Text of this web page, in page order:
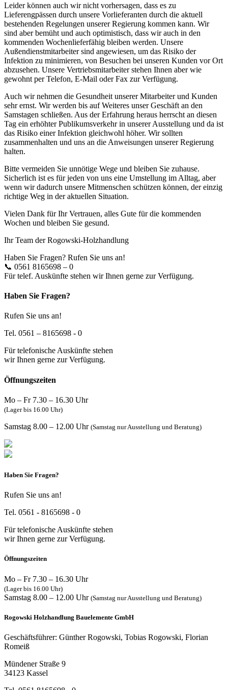
Leider können auch wir nicht vorhersagen, dass es zu
Lieferengpässen durch unsere Vorlieferanten durch die aktuell
bestehenden Regelungen unserer Regierung kommen kann. Wir
sind aber bemüht und auch optimistisch, dass wir auch in den
kommenden Wochenlieferfähig bleiben werden. Unsere
Außendienstmitarbeiter sind angewiesen, um das Risiko der
Infektion zu minimieren, von Besuchen bei unseren Kunden vor Ort
abzusehen. Unsere Vertriebsmitarbeiter stehen Ihnen aber wie
gewohnt per Telefon, E-Mail oder Fax zur Verfügung.
Auch wir nehmen die Gesundheit unserer Mitarbeiter und Kunden
sehr ernst. Wir werden bis auf Weiteres unser Geschäft an den
Samstagen schließen. Aus der Erfahrung heraus herrscht an diesen
Tag ein erhöhter Publikumsverkehr in unserer Ausstellung und da ist
das Risiko einer Infektion gleichwohl höher. Wir sollten
zusammenhalten und uns an die Anweisungen unserer Regierung
halten.
Bitte vermeiden Sie unnötige Wege und bleiben Sie zuhause.
Sicherlich ist es für jeden von uns eine Umstellung im Alltag, aber
wenn wir dadurch unsere Mitmenschen schützen können, der einzig
richtige Weg in der aktuellen Situation.
Vielen Dank für Ihr Vertrauen, alles Gute für die kommenden
Wochen und bleiben Sie gesund.
Ihr Team der Rogowski-Holzhandlung
Haben Sie Fragen? Rufen Sie uns an!
📞 0561 8165698 – 0
Für telef. Auskünfte stehen wir Ihnen gerne zur Verfügung.
Haben Sie Fragen?
Rufen Sie uns an!
Tel. 0561 – 8165698 - 0
Für telefonische Auskünfte stehen
wir Ihnen gerne zur Verfügung.
Öffnungszeiten
Mo – Fr 7.30 – 16.30 Uhr
(Lager bis 16.00 Uhr)
Samstag 8.00 – 12.00 Uhr (Samstag nur Ausstellung und Beratung)
Haben Sie Fragen?
Rufen Sie uns an!
Tel. 0561 - 8165698 - 0
Für telefonische Auskünfte stehen
wir Ihnen gerne zur Verfügung.
Öffnungszeiten
Mo – Fr 7.30 – 16.30 Uhr
(Lager bis 16.00 Uhr)
Samstag 8.00 – 12.00 Uhr (Samstag nur Ausstellung und Beratung)
Rogowski Holzhandlung Bauelemente GmbH
Geschäftsführer: Günther Rogowski, Tobias Rogowski, Florian
Romeiß
Mündener Straße 9
34123 Kassel